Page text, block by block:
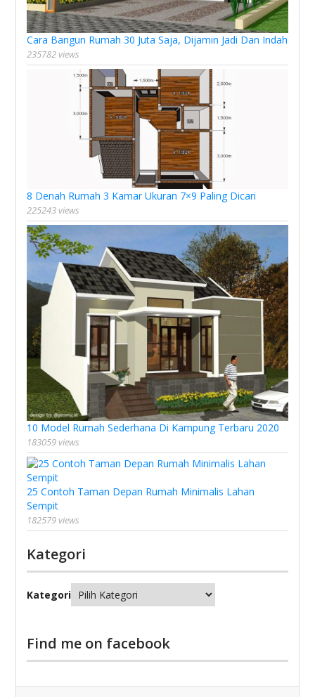
Cara Bangun Rumah 30 Juta Saja, Dijamin Jadi Dan Indah
235782 views
8 Denah Rumah 3 Kamar Ukuran 7×9 Paling Dicari
225243 views
10 Model Rumah Sederhana Di Kampung Terbaru 2020
183059 views
25 Contoh Taman Depan Rumah Minimalis Lahan
Sempit
182579 views
Kategori
Kategori
Find me on facebook